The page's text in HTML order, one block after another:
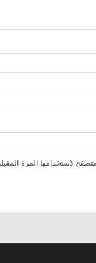
لاستخدامها المرة